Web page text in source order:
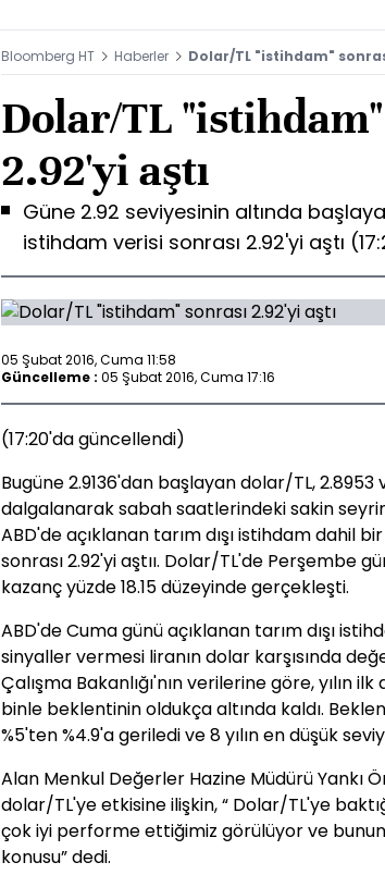
Bloomberg HT Haberler Dolar/TL "istihdam"
Dolar/TL "istihdam"
2.92'yi aştı
Güne 2.92 seviyesinin altında
istihdam verisi sonrası 2.92'yi aştı
05 Şubat 2016, Cuma 11:58
Güncelleme : 05 Şubat 2016, Cuma 17:16
(17:20'da güncellendi)
Bugüne 2.9136'dan başlayan dolar/TL, 2.8953
dalgalanarak sabah saatlerindeki sakin
ABD'de açıklanan tarım dışı istihdam dahil
sonrası 2.92'yi aştıı. Dolar/TL'de Perşembe
kazanç yüzde 18.15 düzeyinde gerçekleşti.
ABD'de Cuma günü açıklanan tarım dışı
sinyaller vermesi liranın dolar karşısında
Çalışma Bakanlığı'nın verilerine göre, yılın ilk
binle beklentinin oldukça altında kaldı.
%5'ten %4.9'a geriledi ve 8 yılın en düşük
Alan Menkul Değerler Hazine Müdürü Yankı
dolar/TL'ye etkisine ilişkin, “ Dolar/TL'ye
çok iyi performe ettiğimiz görülüyor ve
konusu” dedi.